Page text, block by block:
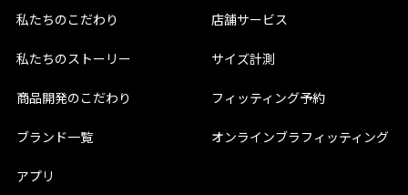
私たちのこだわり
私たちのストーリー
商品開発のこだわり
ブランド一覧
アプリ
店舗サービス
サイズ計測
フィッティング予約
オンラインブラフィッティング